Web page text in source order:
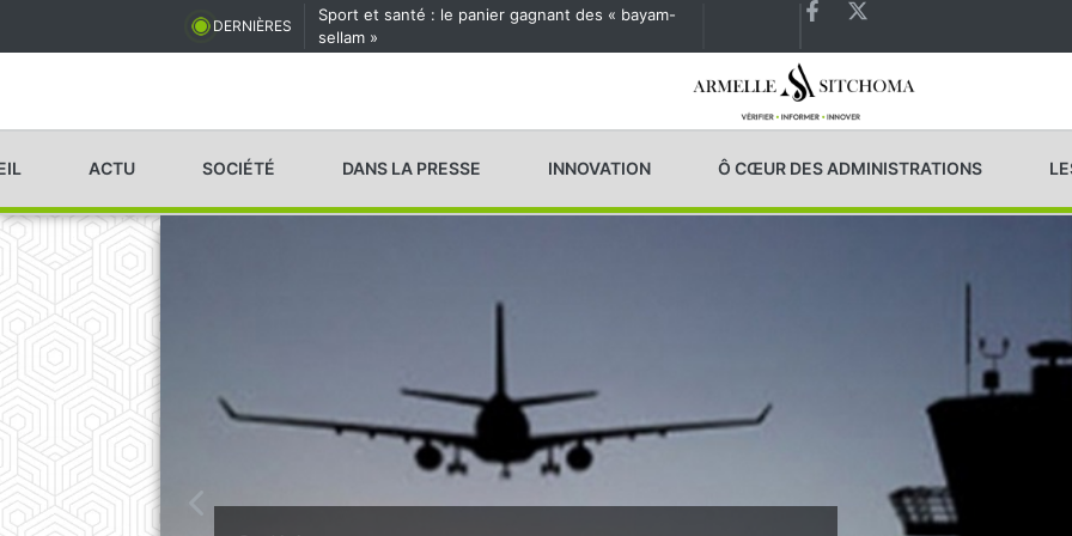
DERNIÈRES
Sport et santé : le panier gagnant des « bayam-
sellam »
Les États généraux de la Santé en préparation
ACTU SOCIÉTÉ DANS LA PRESSE INNOVATION Ô CŒUR DES ADMINISTRATIONS